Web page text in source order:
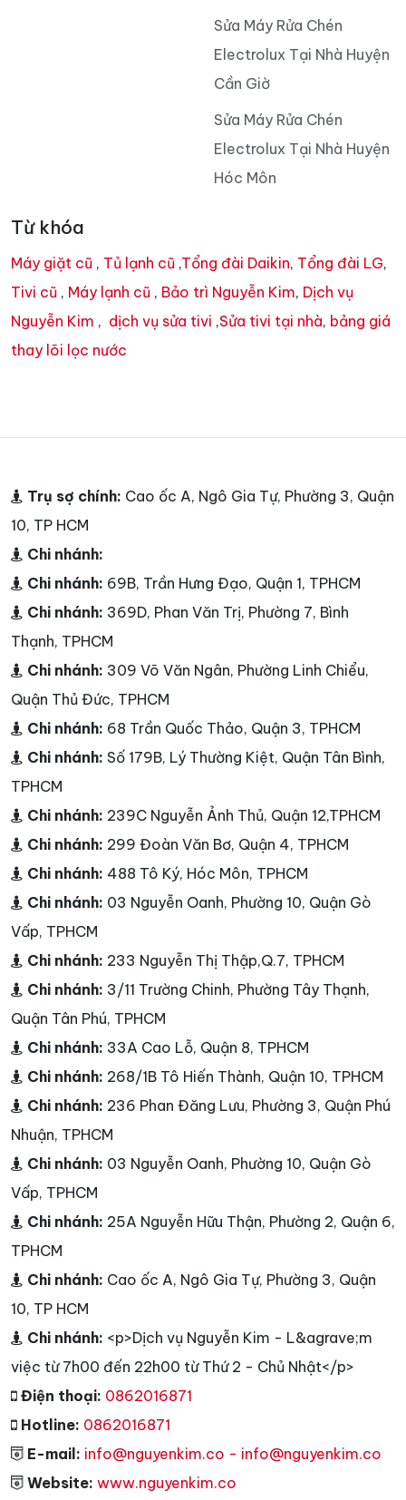
Sửa Máy Rửa Chén
Electrolux Tại Nhà Huyện
Cần Giờ
Sửa Máy Rửa Chén
Electrolux Tại Nhà Huyện
Hóc Môn
Từ khóa
Máy giặt cũ , Tủ lạnh cũ ,Tổng đài Daikin, Tổng đài LG,
Tivi cũ , Máy lạnh cũ , Bảo trì Nguyễn Kim, Dịch vụ
Nguyễn Kim , dịch vụ sửa tivi ,Sửa tivi tại nhà, bảng giá
thay lõi lọc nước
Trụ sợ chính: Cao ốc A, Ngô Gia Tự, Phường 3, Quận
10, TP HCM
Chi nhánh:
Chi nhánh: 69B, Trần Hưng Đạo, Quận 1, TPHCM
Chi nhánh: 369D, Phan Văn Trị, Phường 7, Bình
Thạnh, TPHCM
Chi nhánh: 309 Võ Văn Ngân, Phường Linh Chiểu,
Quận Thủ Đức, TPHCM
Chi nhánh: 68 Trần Quốc Thảo, Quận 3, TPHCM
Chi nhánh: Số 179B, Lý Thường Kiệt, Quận Tân Bình,
TPHCM
Chi nhánh: 239C Nguyễn Ảnh Thủ, Quận 12,TPHCM
Chi nhánh: 299 Đoàn Văn Bơ, Quận 4, TPHCM
Chi nhánh: 488 Tô Ký, Hóc Môn, TPHCM
Chi nhánh: 03 Nguyễn Oanh, Phường 10, Quận Gò
Vấp, TPHCM
Chi nhánh: 233 Nguyễn Thị Thập,Q.7, TPHCM
Chi nhánh: 3/11 Trường Chinh, Phường Tây Thạnh,
Quận Tân Phú, TPHCM
Chi nhánh: 33A Cao Lỗ, Quận 8, TPHCM
Chi nhánh: 268/1B Tô Hiến Thành, Quận 10, TPHCM
Chi nhánh: 236 Phan Đăng Lưu, Phường 3, Quận Phú
Nhuận, TPHCM
Chi nhánh: 03 Nguyễn Oanh, Phường 10, Quận Gò
Vấp, TPHCM
Chi nhánh: 25A Nguyễn Hữu Thận, Phường 2, Quận 6,
TPHCM
Chi nhánh: Cao ốc A, Ngô Gia Tự, Phường 3, Quận
10, TP HCM
Chi nhánh: <p>Dịch vụ Nguyễn Kim - L&agrave;m
việc từ 7h00 đến 22h00 từ Thứ 2 - Chủ Nhật</p>
Điện thoại: 0862016871
Hotline: 0862016871
E-mail: info@nguyenkim.co - info@nguyenkim.co
Website: www.nguyenkim.co